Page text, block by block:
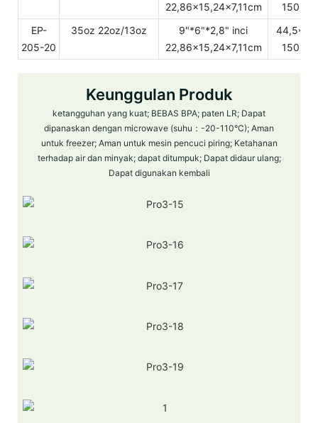
22,86x15,24x7,11cm
150
EP-
205-20
35oz 22oz/13oz
9"*6"*2,8" inci
22,86x15,24x7,11cm
150
Keunggulan Produk
ketangguhan yang kuat; BEBAS BPA; paten LR; Dapat
dipanaskan dengan microwave (suhu：-20-110°C); Aman
untuk freezer; Aman untuk mesin pencuci piring; Ketahanan
terhadap air dan minyak; dapat ditumpuk; Dapat didaur ulang;
Dapat digunakan kembali